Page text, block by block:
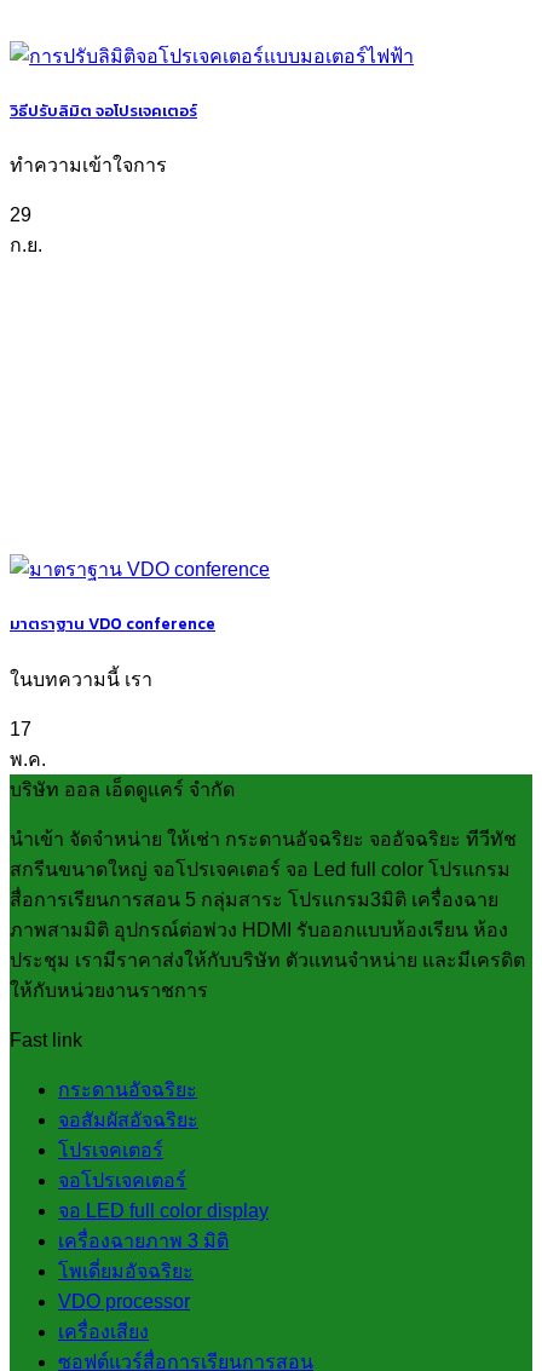
วิธีปรับลิมิต จอโปรเจคเตอร์
ทำความเข้าใจการ
29
ก.ย.
มาตราฐาน VDO conference
ในบทความนี้ เรา
17
พ.ค.
บริษัท ออล เอ็ดดูแคร์ จำกัด
นำเข้า จัดจำหน่าย ให้เช่า กระดานอัจฉริยะ จออัจฉริยะ ทีวีทัช
สกรีนขนาดใหญ่ จอโปรเจคเตอร์ จอ Led full color โปรแกรม
สื่อการเรียนการสอน 5 กลุ่มสาระ โปรแกรม3มิติ เครื่องฉาย
ภาพสามมิติ อุปกรณ์ต่อพ่วง HDMI รับออกแบบห้องเรียน ห้อง
ประชุม เรามีราคาส่งให้กับบริษัท ตัวแทนจำหน่าย และมีเครดิต
ให้กับหน่วยงานราชการ
Fast link
กระดานอัจฉริยะ
จอสัมผัสอัจฉริยะ
โปรเจคเตอร์
จอโปรเจคเตอร์
จอ LED full color display
เครื่องฉายภาพ 3 มิติ
โพเดี่ยมอัจฉริยะ
VDO processor
เครื่องเสียง
ซอฟต์แวร์สื่อการเรียนการสอน